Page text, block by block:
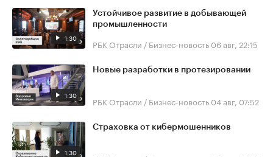
1:30
Устойчивое развитие в добывающей
промышленности
РБК Отрасли / Бизнес-новость 06 авг, 22:15
1:30
Новые разработки в протезировании
РБК Отрасли / Бизнес-новость 04 авг, 07:52
1:30
Страховка от кибермошенников